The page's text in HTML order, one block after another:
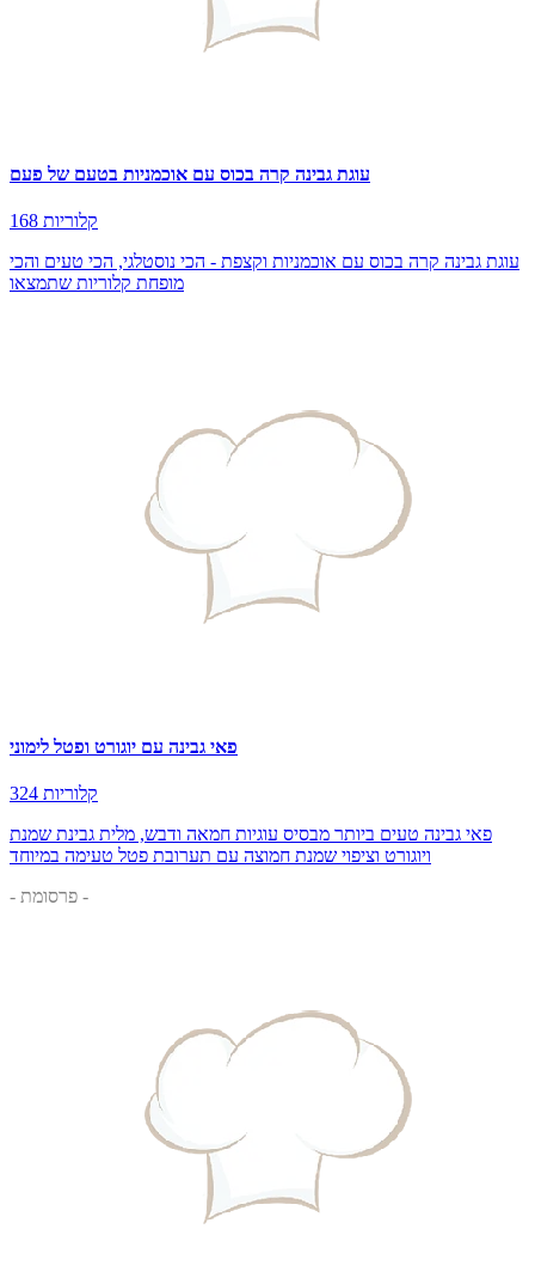
עוגת גבינה קרה בכוס עם אוכמניות בטעם של פעם
168 קלוריות
עוגת גבינה קרה בכוס עם אוכמניות וקצפת - הכי נוסטלגי, הכי טעים והכי
מופחת קלוריות שתמצאו
פאי גבינה עם יוגורט ופטל לימוני
324 קלוריות
פאי גבינה טעים ביותר מבסיס עוגיות חמאה ודבש, מלית גבינת שמנת
ויוגורט וציפוי שמנת חמוצה עם תערובת פטל טעימה במיוחד
- פרסומת -